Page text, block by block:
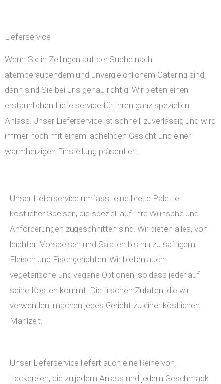
Lieferservice
Wenn Sie in Zellingen auf der Suche nach
atemberaubendem und unvergleichlichem Catering sind,
dann sind Sie bei uns genau richtig! Wir bieten einen
erstaunlichen Lieferservice für Ihren ganz speziellen
Anlass. Unser Lieferservice ist schnell, zuverlässig und wird
immer noch mit einem lächelnden Gesicht und einer
warmherzigen Einstellung präsentiert.
Unser Lieferservice umfasst eine breite Palette
köstlicher Speisen, die speziell auf Ihre Wünsche und
Anforderungen zugeschnitten sind. Wir bieten alles, von
leichten Vorspeisen und Salaten bis hin zu saftigem
Fleisch und Fischgerichten. Wir bieten auch
vegetarische und vegane Optionen, so dass jeder auf
seine Kosten kommt. Die frischen Zutaten, die wir
verwenden, machen jedes Gericht zu einer köstlichen
Mahlzeit.
Unser Lieferservice liefert auch eine Reihe von
Leckereien, die zu jedem Anlass und jedem Geschmack